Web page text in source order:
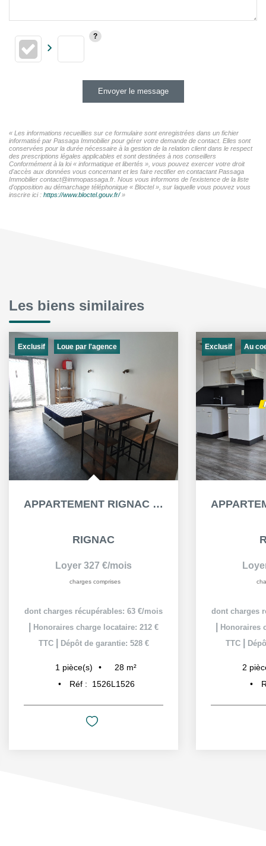
Envoyer le message
« Les informations recueillies sur ce formulaire sont enregistrées dans un fichier
informatisé par Passaga Immobilier pour gérer votre demande de contact. Elles sont
conservées pour la durée nécessaire à la gestion de la relation client dans le respect
des prescriptions légales applicables et sont destinées à nos conseillers
Conformément à la loi « informatique et libertés », vous pouvez exercer votre droit
d'accès aux données vous concernant et les faire rectifier en contactant Passaga
Immobilier contact@immopassaga.fr. Nous vous informons de l'existence de la liste
d'opposition au démarchage téléphonique « Bloctel », sur laquelle vous pouvez vous
inscrire ici : https://www.bloctel.gouv.fr/»
Les biens similaires
Exclusif Loue par l'agence
APPARTEMENT RIGNAC 1 PIÈCE(S) MEUBLÉ DE 27.54 M²
RIGNAC
Loyer 327 €/mois
charges comprises
dont charges récupérables: 63 €/mois
Honoraires charge locataire: 212 €
TTC
Dépôt de garantie: 528 €
1 pièce(s) 28 m²
Réf :
1526L1526
Exclusif Au
dont charges
Honoraires
TTC
2